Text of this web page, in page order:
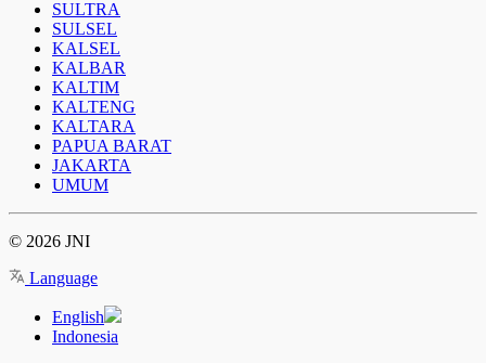
SULTRA
SULSEL
KALSEL
KALBAR
KALTIM
KALTENG
KALTARA
PAPUA BARAT
JAKARTA
UMUM
© 2026 JNI
Language
English
Indonesia